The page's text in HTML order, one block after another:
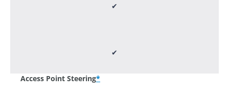
✔
✔
Access Point Steering*